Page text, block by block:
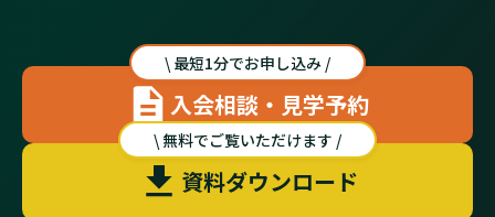
\ 最短1分でお申し込み /
入会相談・見学予約
\ 無料でご覧いただけます /
資料ダウンロード